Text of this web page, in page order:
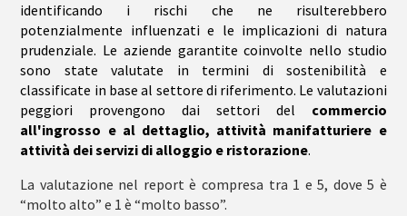
identificando i rischi che ne risulterebbero
potenzialmente influenzati e le implicazioni di natura
prudenziale. Le aziende garantite coinvolte nello studio
sono state valutate in termini di sostenibilità e
classificate in base al settore di riferimento. Le valutazioni
peggiori provengono dai settori del commercio
all'ingrosso e al dettaglio, attività manifatturiere e
attività dei servizi di alloggio e ristorazione.
La valutazione nel report è compresa tra 1 e 5, dove 5 è
“molto alto” e 1 è “molto basso”.